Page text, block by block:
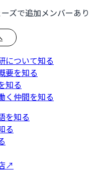
ズで追加メンバーあり
について知る
要を知る
知る
く仲間を知る
を知る
る
↗